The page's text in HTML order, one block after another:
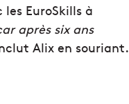
EuroSkills à
après six ans
Alix en souriant.